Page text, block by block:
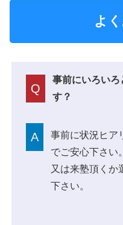
よ
Q
事前にいろいろ
す？
A
事前に状況ヒア
でご安心下さい
又は来塾頂くか
下さい。